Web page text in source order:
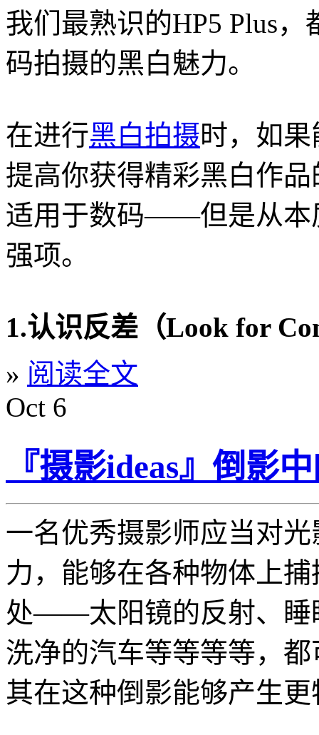
我们最熟识的HP5 Plus
码拍摄的黑白魅力。
在进行黑白拍摄时，如
提高你获得精彩黑白作
适用于数码——但是从本
强项。
1.认识反差（Look for
» 阅读全文
Oct 6
『摄影ideas』倒影
一名优秀摄影师应当对
力，能够在各种物体上
处——太阳镜的反射、睡
洗净的汽车等等等等，
其在这种倒影能够产生